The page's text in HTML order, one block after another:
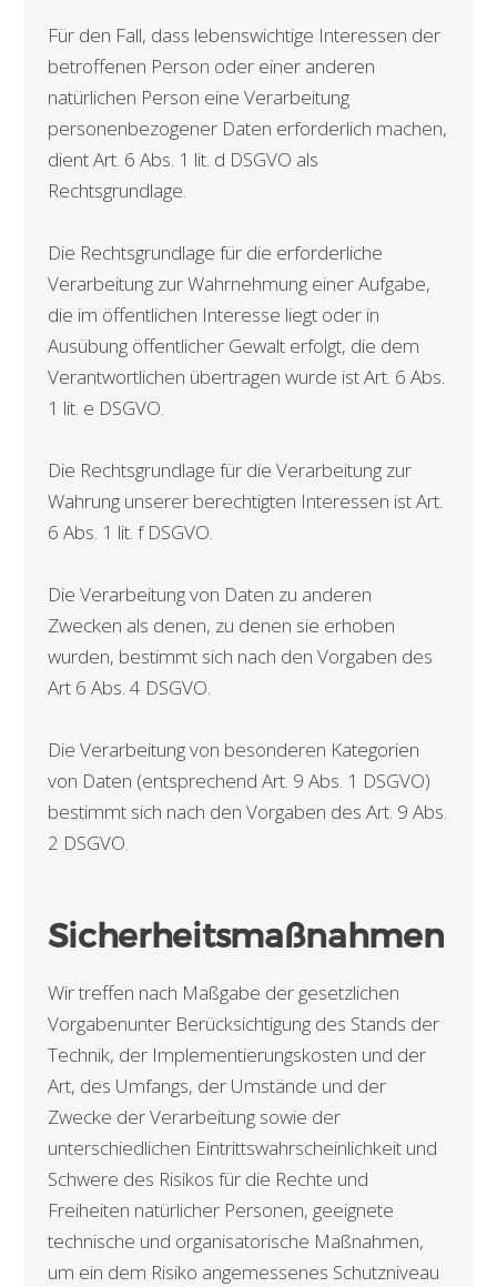
Für den Fall, dass lebenswichtige Interessen der
betroffenen Person oder einer anderen
natürlichen Person eine Verarbeitung
personenbezogener Daten erforderlich machen,
dient Art. 6 Abs. 1 lit. d DSGVO als
Rechtsgrundlage.
Die Rechtsgrundlage für die erforderliche
Verarbeitung zur Wahrnehmung einer Aufgabe,
die im öffentlichen Interesse liegt oder in
Ausübung öffentlicher Gewalt erfolgt, die dem
Verantwortlichen übertragen wurde ist Art. 6 Abs.
1 lit. e DSGVO.
Die Rechtsgrundlage für die Verarbeitung zur
Wahrung unserer berechtigten Interessen ist Art.
6 Abs. 1 lit. f DSGVO.
Die Verarbeitung von Daten zu anderen
Zwecken als denen, zu denen sie erhoben
wurden, bestimmt sich nach den Vorgaben des
Art 6 Abs. 4 DSGVO.
Die Verarbeitung von besonderen Kategorien
von Daten (entsprechend Art. 9 Abs. 1 DSGVO)
bestimmt sich nach den Vorgaben des Art. 9 Abs.
2 DSGVO.
Sicherheitsmaßnahmen
Wir treffen nach Maßgabe der gesetzlichen
Vorgabenunter Berücksichtigung des Stands der
Technik, der Implementierungskosten und der
Art, des Umfangs, der Umstände und der
Zwecke der Verarbeitung sowie der
unterschiedlichen Eintrittswahrscheinlichkeit und
Schwere des Risikos für die Rechte und
Freiheiten natürlicher Personen, geeignete
technische und organisatorische Maßnahmen,
um ein dem Risiko angemessenes Schutzniveau